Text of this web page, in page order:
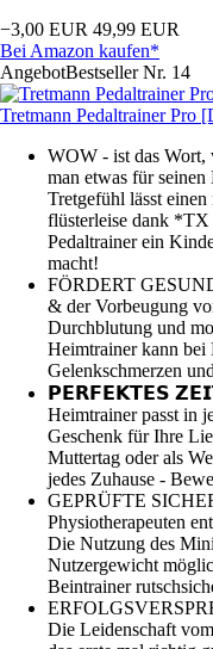
−3,00 EUR 49,99 EUR
Bei Amazon kaufen*
AngebotBestseller Nr. 14
Tretmann Pedaltrainer Pro
WOW - ist das Wort,
man etwas für
Tretgefühl lässt
flüsterleise dank
Pedaltrainer ein
macht!
FÖRDERT
& der Vorbeugung
Durchblutung und
Heimtrainer kann bei
Gelenkschmerzen
𝗣𝗘𝗥𝗙𝗘𝗞𝗧𝗘𝗦
Heimtrainer passt in
Geschenk für Ihre
Muttertag oder als
jedes Zuhause -
GEPRÜFTE
Physiotherapeuten
Die Nutzung des
Nutzergewicht
Beintrainer
Die Leidenschaft